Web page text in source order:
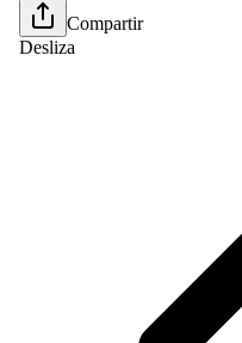
Compartir
Desliza